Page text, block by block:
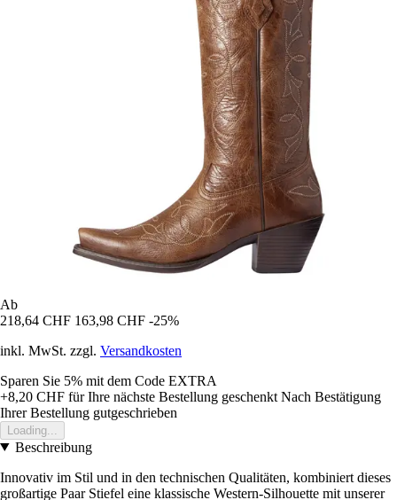
Ab
218,64 CHF 163,98 CHF -25%
inkl. MwSt. zzgl. Versandkosten
Sparen Sie 5% mit dem Code EXTRA
+8,20 CHF für Ihre nächste Bestellung geschenkt Nach Bestätigung
Ihrer Bestellung gutgeschrieben
Loading...
Beschreibung
Innovativ im Stil und in den technischen Qualitäten, kombiniert dieses
großartige Paar Stiefel eine klassische Western-Silhouette mit unserer